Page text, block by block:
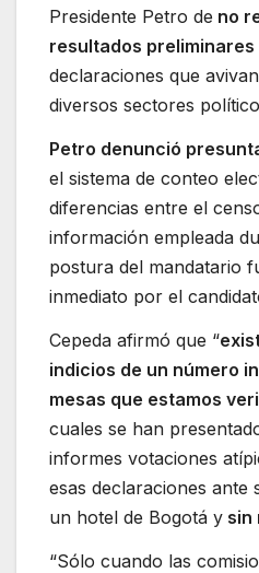
Presidente Petro de no
resultados
declaraciones que
diversos sectores
Petro denunció
el sistema de conteo
diferencias entre el
información empleada
postura del mandatario
inmediato por el
Cepeda afirmó que “
indicios de un número
mesas que estamos
cuales se han
informes votaciones
esas declaraciones ante
un hotel de Bogotá y sin
“Sólo cuando las